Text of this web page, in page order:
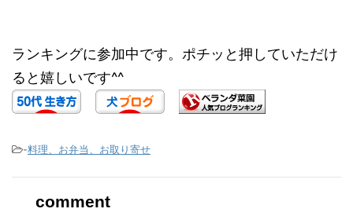
ランキングに参加中です。ポチッと押していただけ
ると嬉しいです^^
-料理、お弁当、お取り寄せ
comment